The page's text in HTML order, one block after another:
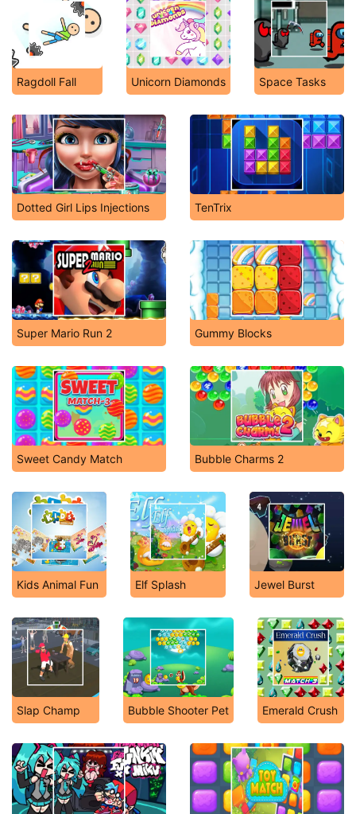
Ragdoll Fall Unicorn Diamonds Space Tasks
Dotted Girl Lips Injections TenTrix
Super Mario Run 2 Gummy Blocks
Sweet Candy Match Bubble Charms 2
Kids Animal Fun Elf Splash Jewel Burst
Slap Champ Bubble Shooter Pet Emerald Crush